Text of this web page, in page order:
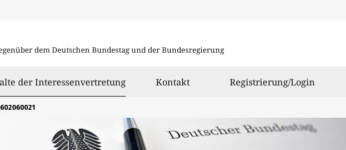
dem Deutschen Bundestag und der Bundesregierung
der Interessenvertretungausgewählt
Kontakt Registrierung/Login